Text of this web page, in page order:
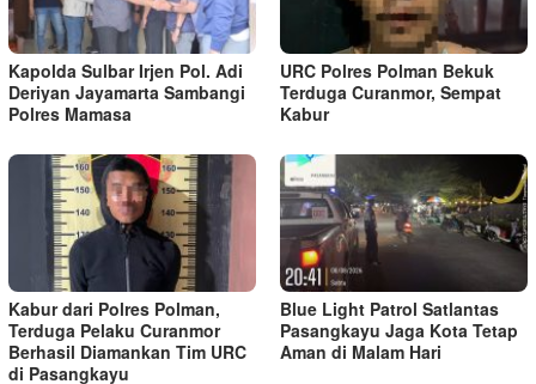
Kapolda Sulbar Irjen Pol. Adi
Deriyan Jayamarta Sambangi
Polres Mamasa
URC Polres Polman Bekuk
Terduga Curanmor, Sempat
Kabur
Kabur dari Polres Polman,
Terduga Pelaku Curanmor
Berhasil Diamankan Tim URC
di Pasangkayu
Blue Light Patrol Satlantas
Pasangkayu Jaga Kota Tetap
Aman di Malam Hari